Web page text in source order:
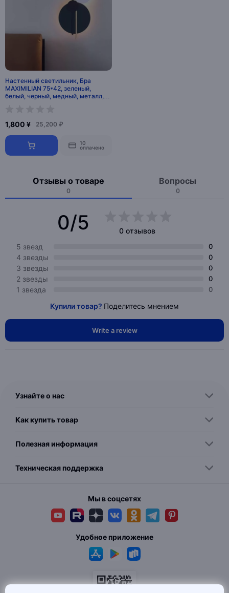
Настенный светильник, Бра
MAXIMILIAN 75*42, зеленый,
белый, черный, медный, металл,
1,800 ¥ 25,200 ₽
10
оплачено
Отзывы о товаре
0
Вопросы
0
0/5
0 отзывов
5 звезд
0
4 звезды 0
3 звезды 0
2 звезды 0
1 звезда 0
Купили товар? Поделитесь мнением
Write a review
Узнайте о нас
Как купить товар
Полезная информация
Техническая поддержка
Мы в соцсетях
Удобное приложение